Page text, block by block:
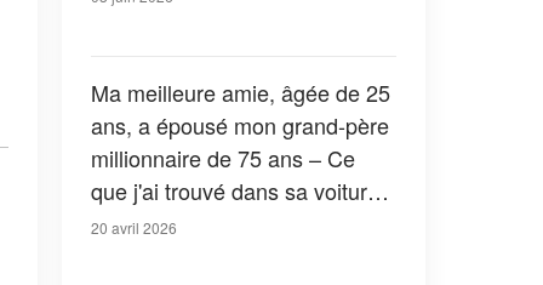
Ma meilleure amie, âgée de 25
ans, a épousé mon grand-père
millionnaire de 75 ans – Ce
que j'ai trouvé dans sa voiture
cette nuit-là m'a laissée
20 avril 2026